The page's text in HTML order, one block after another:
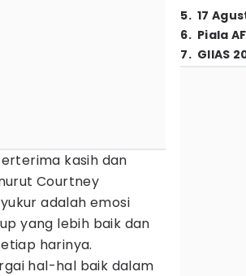
kasih dan
Courtney
adalah emosi
yang lebih baik dan
harinya.
hal-hal baik dalam
5. 17
6. Piala
7. GIIAS